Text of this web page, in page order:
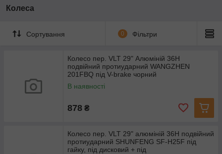
Колеса
Сортування 0 Фільтри
Колесо пер. VLT 29" Алюмiнiй 36H
подвійний протиударний WANGZHEN
201FBQ під V-brake чорний
В наявності
878 ₴
Колесо пер. VLT 29" алюмiнiй 36H подвійний
протиударний SHUNFENG SF-H25F під
гайку, під дисковий + під